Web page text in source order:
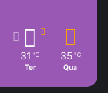
31 ℃
Ter
35 ℃
Qua